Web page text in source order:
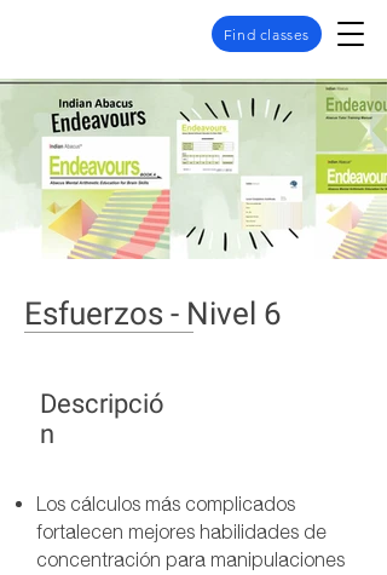
Find classes
Esfuerzos - Nivel 6
Descripció
n
Los cálculos más complicados
fortalecen mejores habilidades de
concentración para manipulaciones